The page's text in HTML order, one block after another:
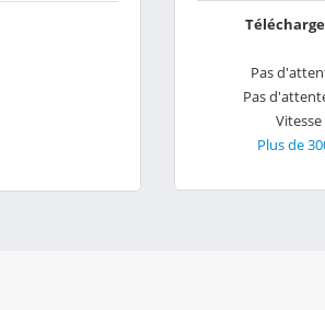
Pas
Pas
Plus de